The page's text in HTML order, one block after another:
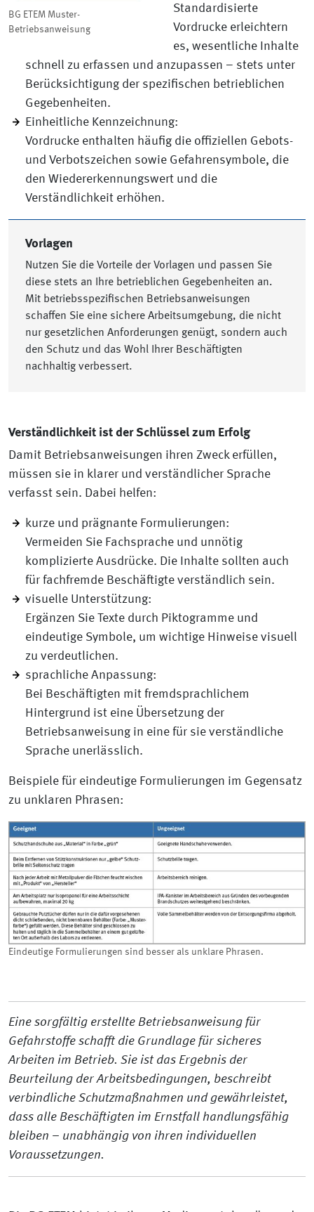
BG ETEM Muster-
Betriebsanweisung
Standardisierte
Vordrucke erleichtern
es, wesentliche Inhalte
schnell zu erfassen und anzupassen – stets unter
Berücksichtigung der spezifischen betrieblichen
Gegebenheiten.
Einheitliche Kennzeichnung:
Vordrucke enthalten häufig die offiziellen Gebots-
und Verbotszeichen sowie Gefahrensymbole, die
den Wiedererkennungswert und die
Verständlichkeit erhöhen.
Vorlagen
Nutzen Sie die Vorteile der Vorlagen und passen Sie
diese stets an Ihre betrieblichen Gegebenheiten an.
Mit betriebsspezifischen Betriebsanweisungen
schaffen Sie eine sichere Arbeitsumgebung, die nicht
nur gesetzlichen Anforderungen genügt, sondern auch
den Schutz und das Wohl Ihrer Beschäftigten
nachhaltig verbessert.
Verständlichkeit ist der Schlüssel zum Erfolg
Damit Betriebsanweisungen ihren Zweck erfüllen,
müssen sie in klarer und verständlicher Sprache
verfasst sein. Dabei helfen:
kurze und prägnante Formulierungen:
Vermeiden Sie Fachsprache und unnötig
komplizierte Ausdrücke. Die Inhalte sollten auch
für fachfremde Beschäftigte verständlich sein.
visuelle Unterstützung:
Ergänzen Sie Texte durch Piktogramme und
eindeutige Symbole, um wichtige Hinweise visuell
zu verdeutlichen.
sprachliche Anpassung:
Bei Beschäftigten mit fremdsprachlichem
Hintergrund ist eine Übersetzung der
Betriebsanweisung in eine für sie verständliche
Sprache unerlässlich.
Beispiele für eindeutige Formulierungen im Gegensatz
zu unklaren Phrasen:
Eindeutige Formulierungen sind besser als unklare Phrasen.
Eine sorgfältig erstellte Betriebsanweisung für
Gefahrstoffe schafft die Grundlage für sicheres
Arbeiten im Betrieb. Sie ist das Ergebnis der
Beurteilung der Arbeitsbedingungen, beschreibt
verbindliche Schutzmaßnahmen und gewährleistet,
dass alle Beschäftigten im Ernstfall handlungsfähig
bleiben – unabhängig von ihren individuellen
Voraussetzungen.